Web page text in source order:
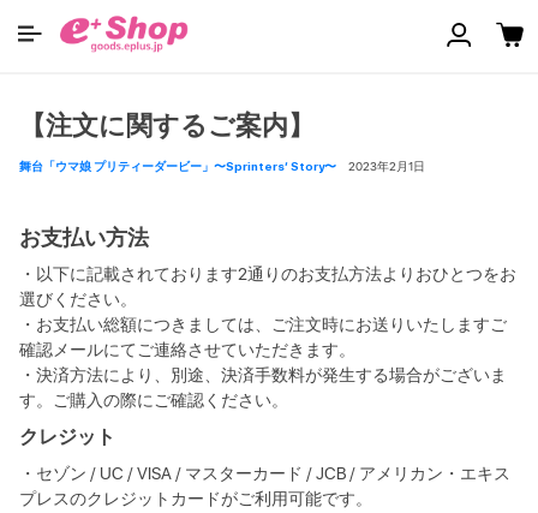
【注文に関するご案内】
舞台「ウマ娘 プリティーダービー」〜Sprinters’ Story〜 2023年2月1日
お支払い方法
・以下に記載されております2通りのお支払方法よりおひとつをお
選びください。
・お支払い総額につきましては、ご注文時にお送りいたしますご
確認メールにてご連絡させていただきます。
・決済方法により、別途、決済手数料が発生する場合がございま
す。ご購入の際にご確認ください。
クレジット
・セゾン / UC / VISA / マスターカード / JCB / アメリカン・エキス
プレスのクレジットカードがご利用可能です。